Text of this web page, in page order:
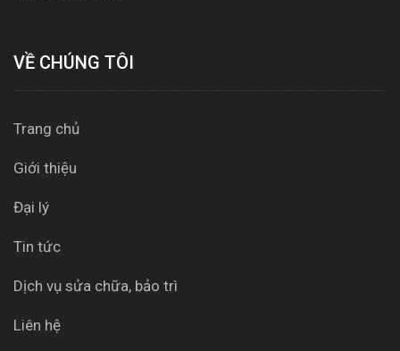
VỀ CHÚNG TÔI
Trang chủ
Giới thiệu
Đại lý
Tin tức
Dịch vụ sửa chữa, bảo trì
Liên hệ